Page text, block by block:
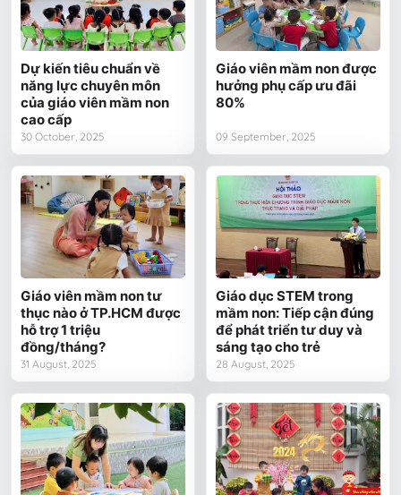
Dự kiến tiêu chuẩn về
năng lực chuyên môn
của giáo viên mầm non
cao cấp
30 October, 2025
Giáo viên mầm non được
hưởng phụ cấp ưu đãi
80%
09 September, 2025
Giáo viên mầm non tư
thục nào ở TP.HCM được
hỗ trợ 1 triệu
đồng/tháng?
31 August, 2025
Giáo dục STEM trong
mầm non: Tiếp cận đúng
để phát triển tư duy và
sáng tạo cho trẻ
28 August, 2025